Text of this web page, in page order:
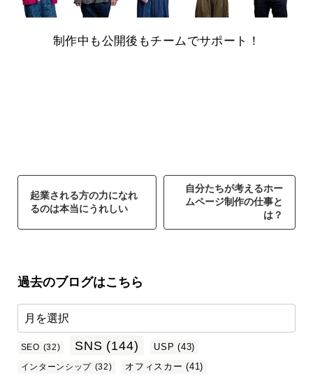
制作中も公開後もチームでサポート！
起業される方の力になれ
るのは本当にうれしい
自分たちが考えるホー
ムページ制作の仕事と
は？
過去のブログはこちら
SEO (32) SNS (144) USP (43)
インターンシップ (32) オフィスカー (41)